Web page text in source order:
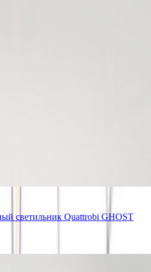
светильник Quattrobi GHOST